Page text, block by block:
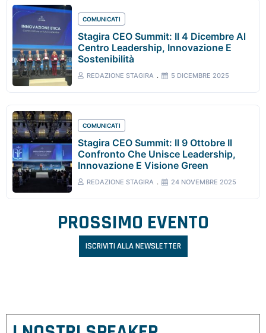
COMUNICATI
Stagira CEO Summit: Il 4 Dicembre Al
Centro Leadership, Innovazione E
Sostenibilità
REDAZIONE STAGIRA 5 DICEMBRE 2025
COMUNICATI
Stagira CEO Summit: Il 9 Ottobre Il
Confronto Che Unisce Leadership,
Innovazione E Visione Green
REDAZIONE STAGIRA 24 NOVEMBRE 2025
PROSSIMO EVENTO
ISCRIVITI ALLA NEWSLETTER